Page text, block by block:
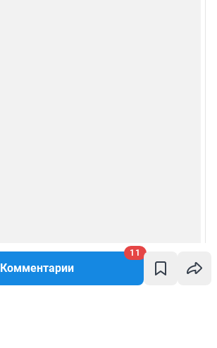
Комментарии
11